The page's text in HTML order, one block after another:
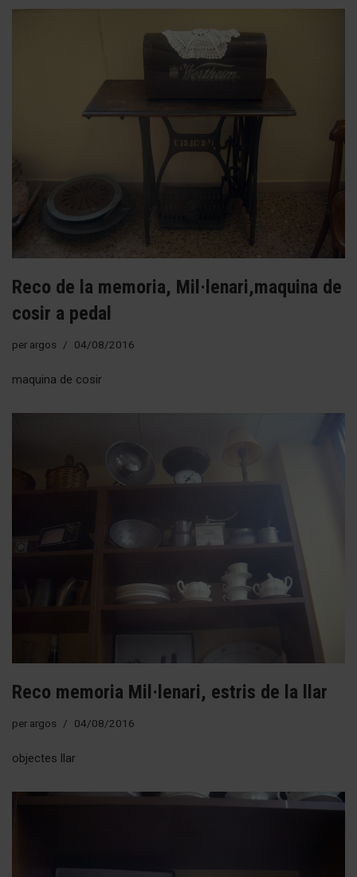
Reco de la memoria, Mil·lenari,maquina de
cosir a pedal
per argos 04/08/2016
maquina de cosir
Reco memoria Mil·lenari, estris de la llar
per argos 04/08/2016
objectes llar